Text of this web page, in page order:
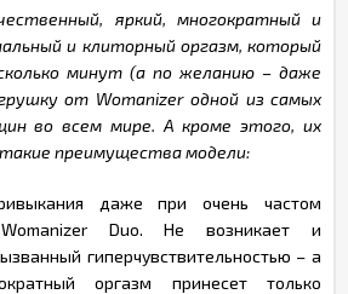
яркий, многократный и
и клиторный оргазм, который
минут (а по желанию – даже
от Womanizer одной из самых
во всем мире. А кроме этого, их
преимущества модели:
даже при очень частом
Duo. Не возникает и
гиперчувствительностью – а
оргазм принесет только